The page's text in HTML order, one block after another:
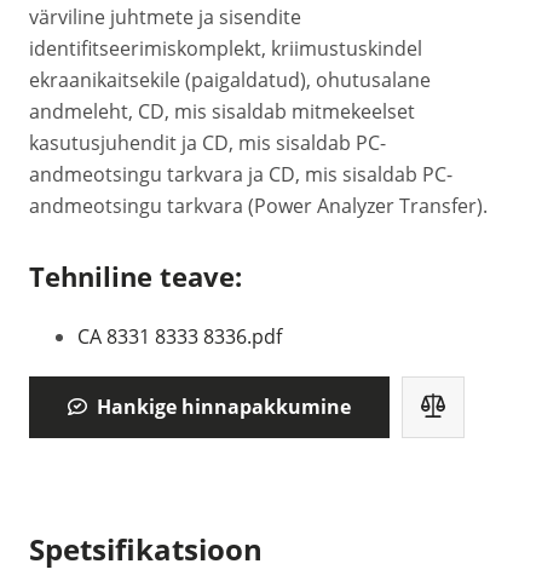
värviline juhtmete ja sisendite
identifitseerimiskomplekt, kriimustuskindel
ekraanikaitsekile (paigaldatud), ohutusalane
andmeleht, CD, mis sisaldab mitmekeelset
kasutusjuhendit ja CD, mis sisaldab PC-
andmeotsingu tarkvara ja CD, mis sisaldab PC-
andmeotsingu tarkvara (Power Analyzer Transfer).
Tehniline teave:
CA 8331 8333 8336.pdf
Hankige hinnapakkumine
Spetsifikatsioon